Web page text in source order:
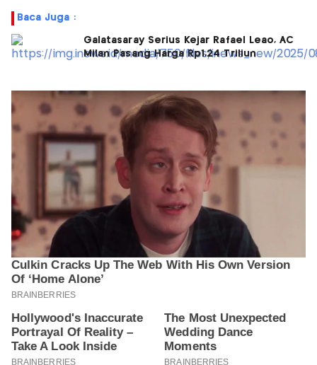
Baca Juga :
Galatasaray Serius Kejar Rafael Leao, AC
Milan Pasang Harga Rp1,24 Triliun